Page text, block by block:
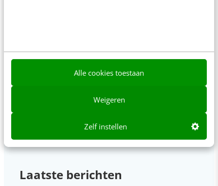
Alle cookies toestaan
Weigeren
Zelf instellen
Laatste berichten